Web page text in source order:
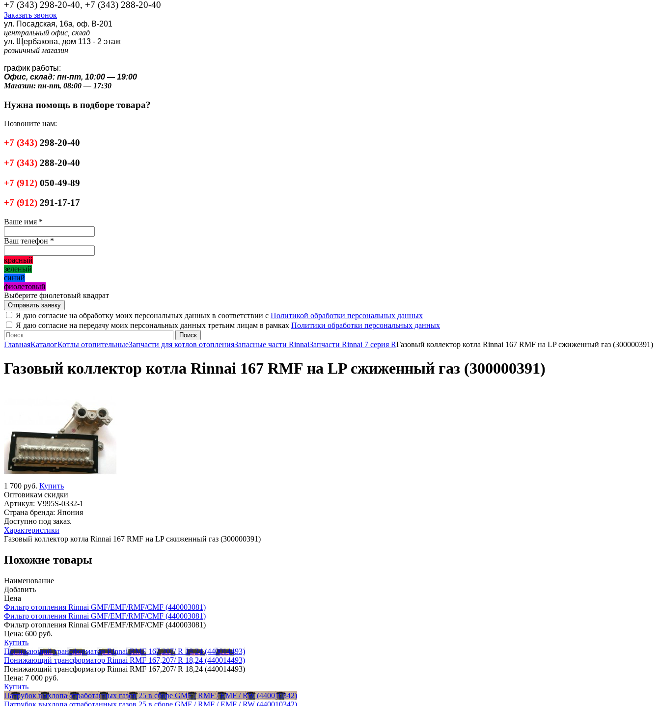
+7 (343) 298-20-40, +7 (343) 288-20-40
Заказать звонок
ул. Посадская, 16а, оф. В-201
центральный офис, склад
ул. Щербакова, дом 113 - 2 этаж
розничный магазин
график работы:
Офис, склад: пн-пт, 10:00 — 19:00
Магазин: пн-пт, 08:00 — 17:30
Нужна помощь в подборе товара?
Позвоните нам:
+7 (343) 298-20-40
+7 (343) 288-20-40
+7 (912) 050-49-89
+7 (912) 291-17-17
Ваше имя *
Ваш телефон *
красный
зеленый
синий
фиолетовый
Выберите фиолетовый квадрат
Я даю согласие на обработку моих персональных данных в соответствии с Политикой обработки персональных данных
Я даю согласие на передачу моих персональных данных третьим лицам в рамках Политики обработки персональных данных
ГлавнаяКаталогКотлы отопительныеЗапчасти для котлов отопленияЗапасные части RinnaiЗапчасти Rinnai 7 серия RГазовый коллектор котла Rinnai 167 RMF на LP сжиженный газ (300000391)
Газовый коллектор котла Rinnai 167 RMF на LP сжиженный газ (300000391)
1 700 руб. Купить
Оптовикам скидки
Артикул: V995S-0332-1
Страна бренда: Япония
Доступно под заказ.
Характеристики
Газовый коллектор котла Rinnai 167 RMF на LP сжиженный газ (300000391)
Похожие товары
Наименование
Добавить
Цена
Фильтр отопления Rinnai GMF/EMF/RMF/CMF (440003081)
Фильтр отопления Rinnai GMF/EMF/RMF/CMF (440003081)
Фильтр отопления Rinnai GMF/EMF/RMF/CMF (440003081)
Цена: 600 руб.
Купить
Понижающий трансформатор Rinnai RMF 167,207/ R 18,24 (440014493)
Понижающий трансформатор Rinnai RMF 167,207/ R 18,24 (440014493)
Понижающий трансформатор Rinnai RMF 167,207/ R 18,24 (440014493)
Цена: 7 000 руб.
Купить
Патрубок выхлопа отработанных газов 25 в сборе GMF / RMF / EMF / RW (440010342)
Патрубок выхлопа отработанных газов 25 в сборе GMF / RMF / EMF / RW (440010342)